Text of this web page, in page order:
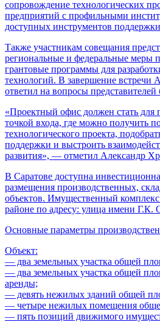
сопровождение технологических
предприятий с профильными
доступных инструментов
Также участникам совещания
региональные и федеральные меры
грантовые программы для
технологий. В завершение встречи
ответил на вопросы представителей
«Проектный офис должен стать для
точкой входа, где можно получить
технологического проекта,
поддержки и выстроить
развития», — отметил Александр
В Саратове доступна
размещения производственных,
объектов. Имущественный
районе по адресу: улица имени Г.К.
Основные параметры
Объект:
— два земельных участка общей
— два земельных участка общей
аренды;
— девять нежилых зданий общей
— четыре нежилых помещения
— пять позиций движимого